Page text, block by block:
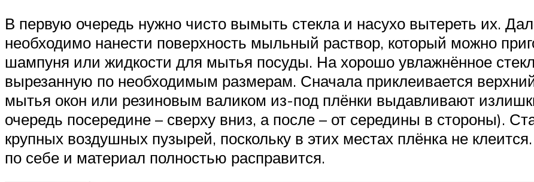
В первую очередь нужно чисто вымыть стекла и насухо вытереть их.
необходимо нанести поверхность мыльный раствор, который можно
шампуня или жидкости для мытья посуды. На хорошо увлажнённое
вырезанную по необходимым размерам. Сначала приклеивается
мытья окон или резиновым валиком из-под плёнки выдавливают
очередь посередине – сверху вниз, а после – от середины в стороны).
крупных воздушных пузырей, поскольку в этих местах плёнка не
по себе и материал полностью расправится.